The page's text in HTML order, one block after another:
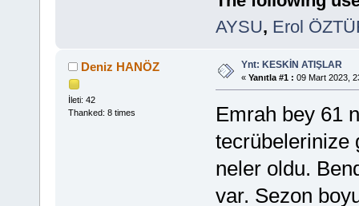
AYSU, Erol
Deniz HANÖZ
İleti: 42
Thanked: 8 times
Ynt: KESKİN ATIŞLAR
« Yanıtla #1 : 09 Mart 2023,
Emrah bey 61
tecrübelerinize
neler oldu.
var. Sezon